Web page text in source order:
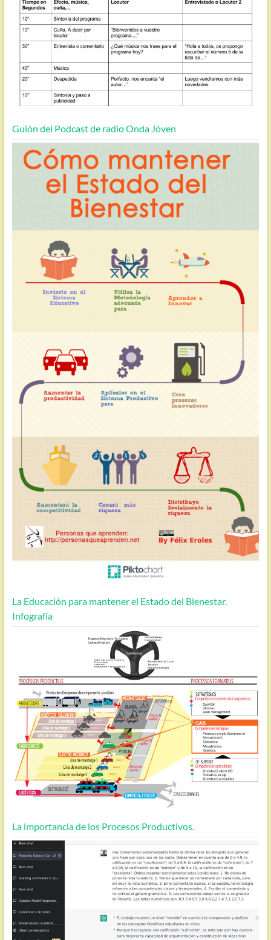
Guión del Podcast de radio Onda Jóven
La Educación para mantener el Estado del Bienestar.
Infografía
La importancia de los Procesos Productivos.